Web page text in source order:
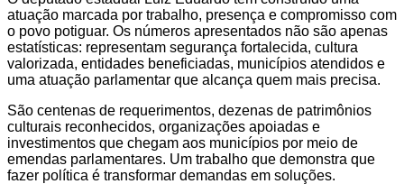
atuação marcada por trabalho, presença e compromisso com
o povo potiguar. Os números apresentados não são apenas
estatísticas: representam segurança fortalecida, cultura
valorizada, entidades beneficiadas, municípios atendidos e
uma atuação parlamentar que alcança quem mais precisa.
São centenas de requerimentos, dezenas de patrimônios
culturais reconhecidos, organizações apoiadas e
investimentos que chegam aos municípios por meio de
emendas parlamentares. Um trabalho que demonstra que
fazer política é transformar demandas em soluções.